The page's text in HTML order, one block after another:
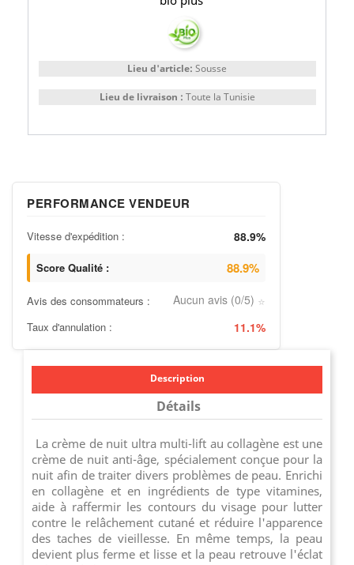
Lieu d'article: Sousse
Lieu de livraison : Toute la Tunisie
PERFORMANCE VENDEUR
Vitesse d'expédition : 88.9%
Score Qualité : 88.9%
Avis des consommateurs : Aucun avis (0/5) ⭐
Taux d'annulation : 11.1%
Description
Détails
La crème de nuit ultra multi-lift au collagène est une
crème de nuit anti-âge, spécialement conçue pour la
nuit afin de traiter divers problèmes de peau. Enrichi
en collagène et en ingrédients de type vitamines,
aide à raffermir les contours du visage pour lutter
contre le relâchement cutané et réduire l'apparence
des taches de vieillesse. En même temps, la peau
devient plus ferme et lisse et la peau retrouve l'éclat